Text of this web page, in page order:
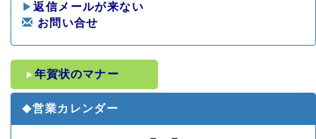
▶返信メールが来ない
お問い合せ
▶年賀状のマナー
◆営業カレンダー